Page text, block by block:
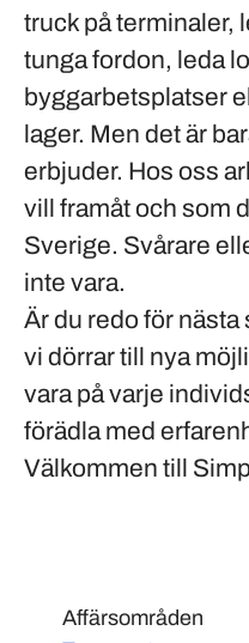
truck på terminaler,
tunga fordon, leda
byggarbetsplatser
lager. Men det är
erbjuder. Hos oss
vill framåt och som
Sverige. Svårare
inte vara.
Är du redo för
vi dörrar till nya
vara på varje
förädla med
Välkommen till
Affärsområden